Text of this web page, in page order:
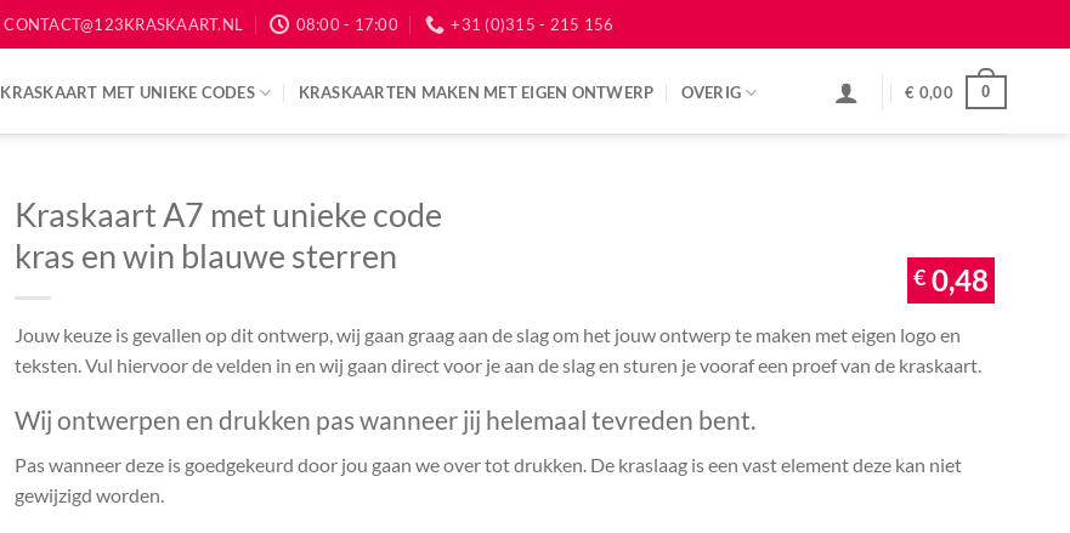
CONTACT@123KRASKAART.NL 08:00 - 17:00 +31 (0)315 - 215 156
KRASKAART MET UNIEKE CODES KRASKAARTEN MAKEN MET EIGEN ONTWERP OVERIG € 0,00 0
Kraskaart A7 met unieke code
kras en win blauwe sterren
€0,48
Jouw keuze is gevallen op dit ontwerp, wij gaan graag aan de slag om het jouw ontwerp te maken met eigen logo en
teksten. Vul hiervoor de velden in en wij gaan direct voor je aan de slag en sturen je vooraf een proef van de kraskaart.
Wij ontwerpen en drukken pas wanneer jij helemaal tevreden bent.
Pas wanneer deze is goedgekeurd door jou gaan we over tot drukken. De kraslaag is een vast element deze kan niet
gewijzigd worden.